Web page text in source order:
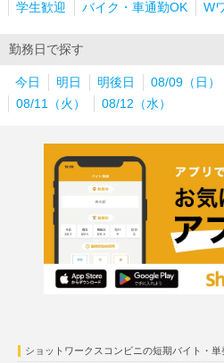
学生歓迎
バイク・車通勤OK W
勤務日で探す
今日 明日 明後日 08/09（日）
08/11（火）
08/12（水）
ショットワークスコンビニの短期バイト・